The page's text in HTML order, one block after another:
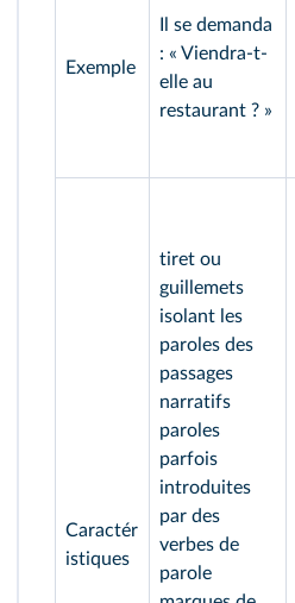
Exemple
Il se demanda
: « Viendra-t-
elle au
restaurant ? »
Caractér
istiques
tiret ou
guillemets
isolant les
paroles des
passages
narratifs
paroles
parfois
introduites
par des
verbes de
parole